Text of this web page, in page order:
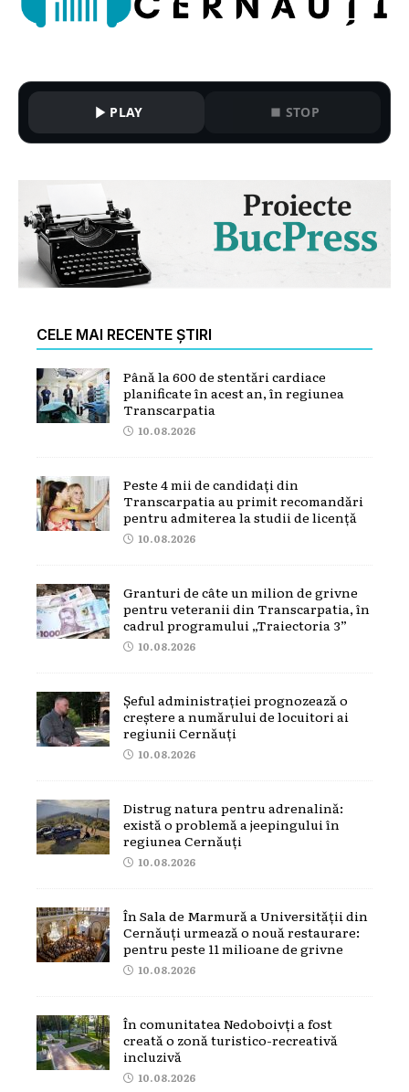
PLAY STOP
CELE MAI RECENTE ȘTIRI
Până la 600 de stentări cardiace
planificate în acest an, în regiunea
Transcarpatia
10.08.2026
Peste 4 mii de candidați din
Transcarpatia au primit recomandări
pentru admiterea la studii de licență
10.08.2026
Granturi de câte un milion de grivne
pentru veteranii din Transcarpatia, în
cadrul programului „Traiectoria 3”
10.08.2026
Șeful administrației prognozează o
creștere a numărului de locuitori ai
regiunii Cernăuți
10.08.2026
Distrug natura pentru adrenalină:
există o problemă a jeepingului în
regiunea Cernăuți
10.08.2026
În Sala de Marmură a Universității din
Cernăuți urmează o nouă restaurare:
pentru peste 11 milioane de grivne
10.08.2026
În comunitatea Nedoboivți a fost
creată o zonă turistico-recreativă
incluzivă
10.08.2026